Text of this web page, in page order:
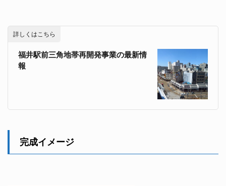
詳しくはこちら
福井駅前三角地帯再開発事業の最新情
報
完成イメージ